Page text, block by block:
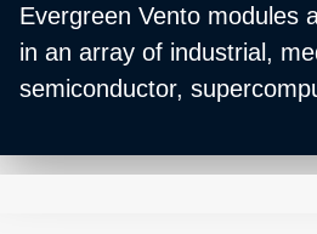
Evergreen Vento modules
in an array of industrial,
semiconductor,
to create an Evergreen